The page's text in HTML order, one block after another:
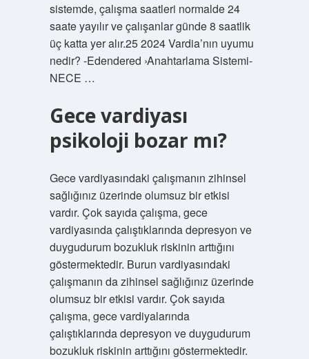
sistemde, çalışma saatleri normalde 24
saate yayılır ve çalışanlar günde 8 saatlik
üç katta yer alır.25 2024 Vardia’nın uyumu
nedir? -Edendered ›Anahtarlama Sistemi-
NECE …
Gece vardiyası
psikoloji bozar mı?
Gece vardiyasındaki çalışmanın zihinsel
sağlığınız üzerinde olumsuz bir etkisi
vardır. Çok sayıda çalışma, gece
vardiyasında çalıştıklarında depresyon ve
duygudurum bozukluk riskinin arttığını
göstermektedir. Burun vardiyasındaki
çalışmanın da zihinsel sağlığınız üzerinde
olumsuz bir etkisi vardır. Çok sayıda
çalışma, gece vardiyalarında
çalıştıklarında depresyon ve duygudurum
bozukluk riskinin arttığını göstermektedir.